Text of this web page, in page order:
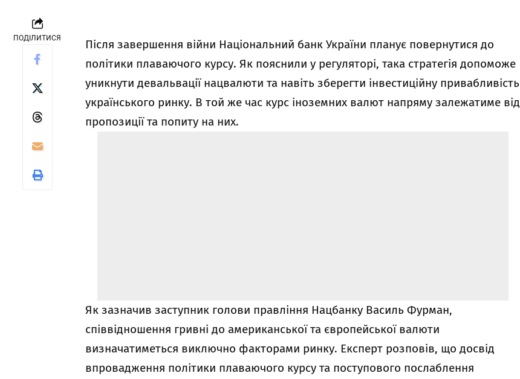
ПОДІЛИТИСЯ
Після завершення війни Національний банк України планує повернутися до
політики плаваючого курсу. Як пояснили у регуляторі, така стратегія допоможе
уникнути девальвації нацвалюти та навіть зберегти інвестиційну привабливість
українського ринку. В той же час курс іноземних валют напряму залежатиме від
пропозиції та попиту на них.
Як зазначив заступник голови правління Нацбанку Василь Фурман,
співвідношення гривні до американської та європейської валюти
визначатиметься виключно факторами ринку. Експерт розповів, що досвід
впровадження політики плаваючого курсу та поступового послаблення